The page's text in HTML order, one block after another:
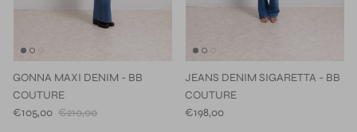
GONNA MAXI DENIM - BB
COUTURE
€105,00 €210,00
JEANS DENIM SIGARETTA - BB
COUTURE
€198,00